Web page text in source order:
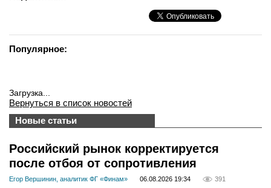
Популярное:
Загрузка...
Вернуться в список новостей
Новые статьи
Российский рынок корректируется
после отбоя от сопротивления
Егор Вершинин, аналитик ФГ «Финам» 06.08.2026 19:34 391